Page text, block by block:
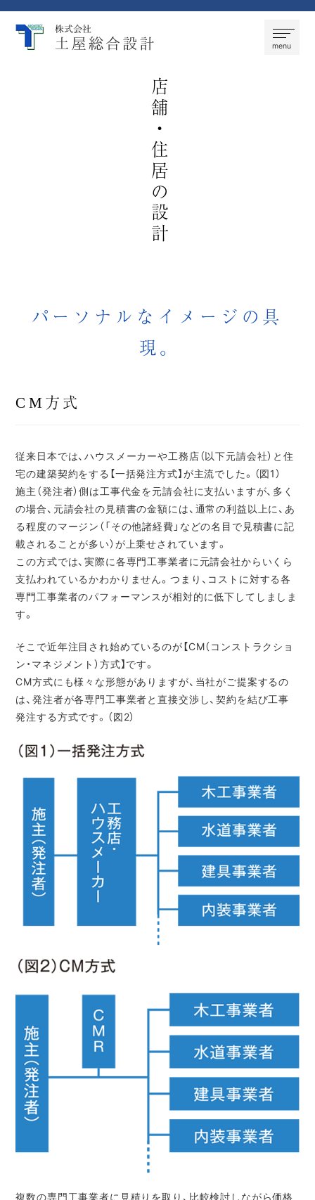
menu
店舗・住居の設計
パーソナルなイメージの具
現。
CM方式
従来日本では、ハウスメーカーや工務店（以下元請会社）と住
宅の建築契約をする【一括発注方式】が主流でした。（図1）
施主（発注者）側は工事代金を元請会社に支払いますが、多く
の場合、元請会社の見積書の金額には、通常の利益以上に、あ
る程度のマージン（「その他諸経費」などの名目で見積書に記
載されることが多い）が上乗せされています。
この方式では、実際に各専門工事業者に元請会社からいくら
支払われているかわかりません。つまり、コストに対する各
専門工事業者のパフォーマンスが相対的に低下してしましま
す。
そこで近年注目され始めているのが【CM（コンストラクショ
ン・マネジメント）方式】です。
CM方式にも様々な形態がありますが、当社がご提案するの
は、発注者が各専門工事業者と直接交渉し、契約を結び工事
発注する方式です。（図2）
複数の専門工事業者に見積りを取り、比較検討しながら価格